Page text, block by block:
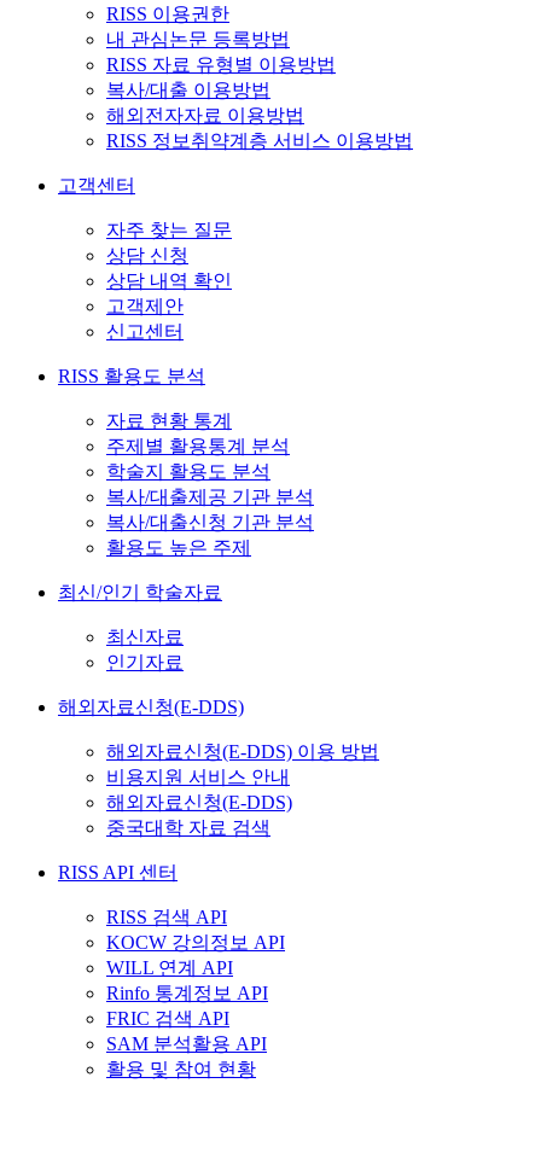
RISS 이용권한
내 관심논문 등록방법
RISS 자료 유형별 이용방법
복사/대출 이용방법
해외전자자료 이용방법
RISS 정보취약계층 서비스 이용방법
고객센터
자주 찾는 질문
상담 신청
상담 내역 확인
고객제안
신고센터
RISS 활용도 분석
자료 현황 통계
주제별 활용통계 분석
학술지 활용도 분석
복사/대출제공 기관 분석
복사/대출신청 기관 분석
활용도 높은 주제
최신/인기 학술자료
최신자료
인기자료
해외자료신청(E-DDS)
해외자료신청(E-DDS) 이용 방법
비용지원 서비스 안내
해외자료신청(E-DDS)
중국대학 자료 검색
RISS API 센터
RISS 검색 API
KOCW 강의정보 API
WILL 연계 API
Rinfo 통계정보 API
FRIC 검색 API
SAM 분석활용 API
활용 및 참여 현황